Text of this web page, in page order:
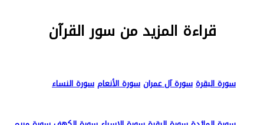
قراءة المزيد من سور القرآن
سورة البقرة سورة آل عمران سورة الأنعام سورة النساء